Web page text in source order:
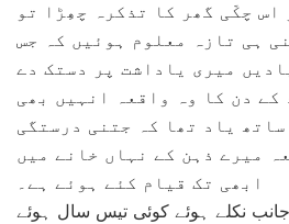
اس چکّی گھر کا تذکرہ چھِڑا تو
ہی تازہ معلوم ہوئیں کہ جس
میری یاداشت پر دستک دے
کے دن کا وہ واقعہ انہیں بھی
یاد تھا کہ جتنی درستگی
میرے ذہن کے نہاں خانے میں
ابھی تک قیام کئے ہوئے ہے۔
نکلے ہوئے کوئی تیس سال ہوئے